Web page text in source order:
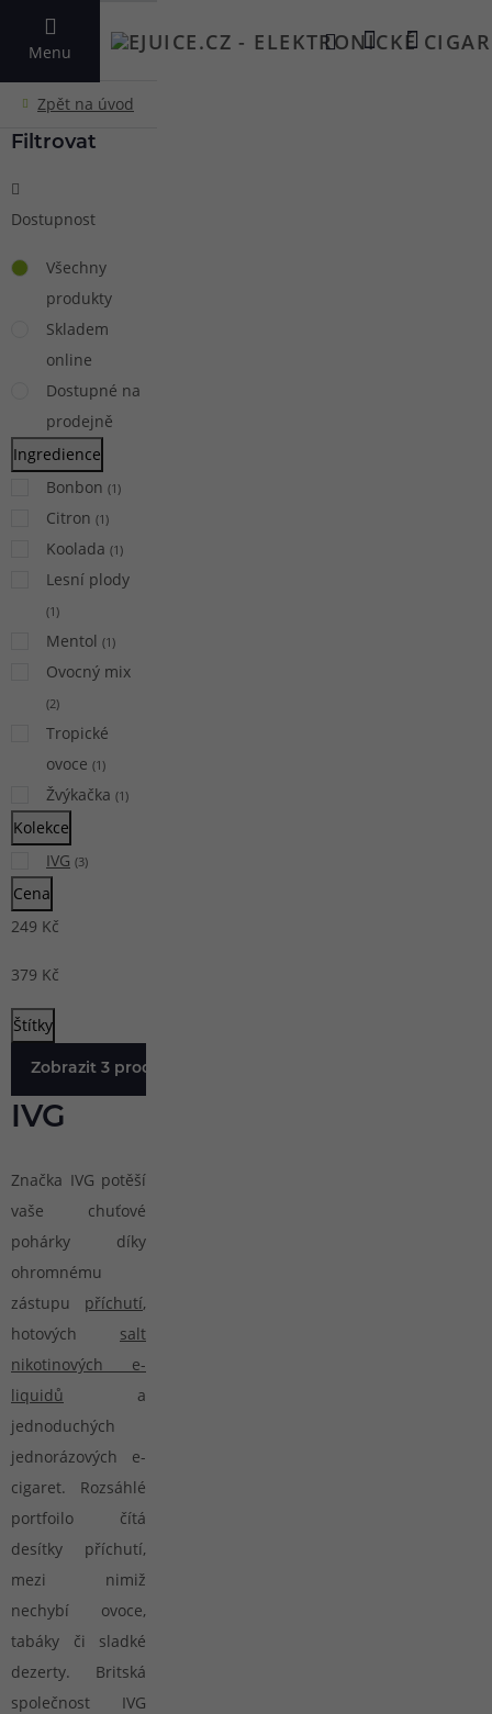
Menu
VYHLEDAT
Filtrovat
Dostupnost
Všechny
produkty
Skladem
online
Dostupné na
prodejně
Ingredience
Bonbon (1)
Citron (1)
Koolada (1)
Lesní plody
(1)
Mentol (1)
Ovocný mix
(2)
Tropické
ovoce (1)
Žvýkačka (1)
Kolekce
IVG (3)
Cena
249 Kč
379 Kč
Štítky
Zobrazit 3 produkty
IVG
Značka IVG potěší
vaše chuťové
pohárky díky
ohromnému
zástupu příchutí,
hotových salt
nikotinových e-
liquidů a
jednoduchých
jednorázových e-
cigaret. Rozsáhlé
portfoilo čítá
desítky příchutí,
mezi nimiž
nechybí ovoce,
tabáky či sladké
dezerty. Britská
společnost IVG